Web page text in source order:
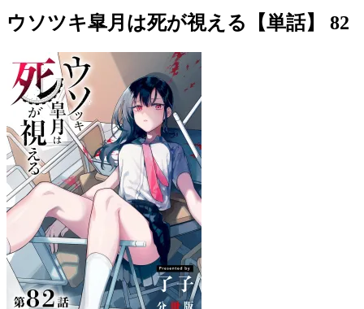
ウソツキ皐月は死が視える【単話】 82